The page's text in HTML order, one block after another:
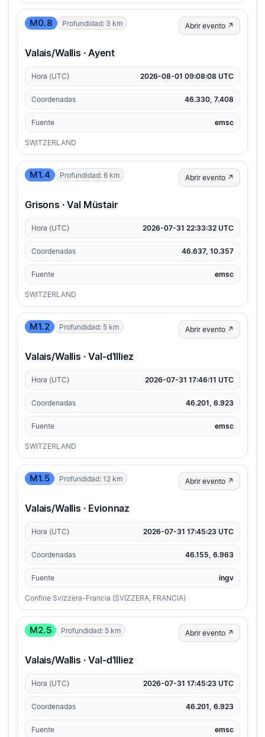
M0.8 Profundidad: 3 km Abrir evento ↗
Valais/Wallis · Ayent
Hora (UTC) 2026-08-01 09:08:08 UTC
Coordenadas 46.330, 7.408
Fuente emsc
SWITZERLAND
M1.4 Profundidad: 6 km Abrir evento ↗
Grisons · Val Müstair
Hora (UTC) 2026-07-31 22:33:32 UTC
Coordenadas 46.637, 10.357
Fuente emsc
SWITZERLAND
M1.2 Profundidad: 5 km Abrir evento ↗
Valais/Wallis · Val-d'Illiez
Hora (UTC) 2026-07-31 17:46:11 UTC
Coordenadas 46.201, 6.923
Fuente emsc
SWITZERLAND
M1.5 Profundidad: 12 km Abrir evento ↗
Valais/Wallis · Evionnaz
Hora (UTC) 2026-07-31 17:45:23 UTC
Coordenadas 46.155, 6.963
Fuente ingv
Confine Svizzera-Francia (SVIZZERA, FRANCIA)
M2.5 Profundidad: 5 km Abrir evento ↗
Valais/Wallis · Val-d'Illiez
Hora (UTC) 2026-07-31 17:45:23 UTC
Coordenadas 46.201, 6.923
Fuente emsc